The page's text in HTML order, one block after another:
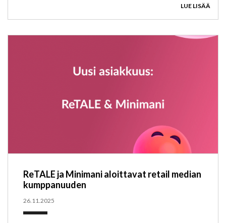
LUE LISÄÄ
ReTALE ja Minimani aloittavat retail median
kumppanuuden
26.11.2025